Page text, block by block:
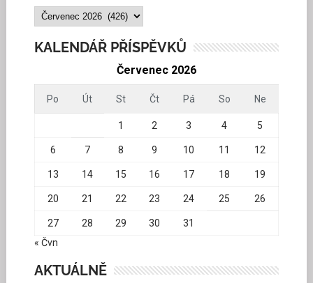
ARCHIV
KALENDÁŘ PŘÍSPĚVKŮ
Červenec 2026
Po Út St Čt Pá So Ne
1 2 3 4 5
6 7 8 9 10 11 12
13 14 15 16 17 18 19
20 21 22 23 24 25 26
27 28 29 30
31
« Čvn
AKTUÁLNĚ